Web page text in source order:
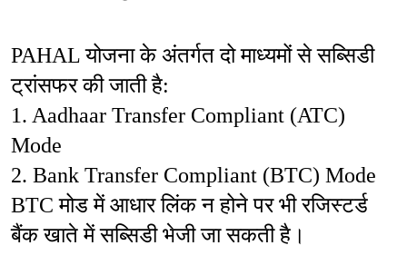
PAHAL योजना के अंतर्गत दो माध्यमों से सब्सिडी
ट्रांसफर की जाती है:
1. Aadhaar Transfer Compliant (ATC)
Mode
2. Bank Transfer Compliant (BTC) Mode
BTC मोड में आधार लिंक न होने पर भी रजिस्टर्ड
बैंक खाते में सब्सिडी भेजी जा सकती है।